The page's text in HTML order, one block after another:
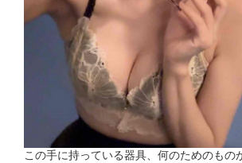
この手に持っている器具、何のためのもの